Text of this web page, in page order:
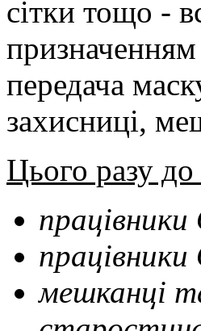
сітки тощо -
передача
захисниці,
Цього разу до
працівники
працівники
мешканці